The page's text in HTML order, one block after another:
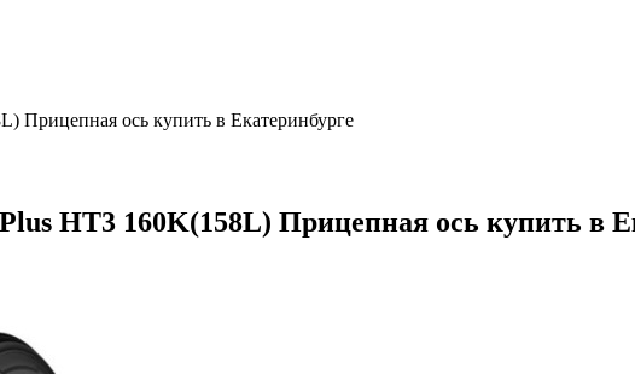
Прицепная ось купить в Екатеринбурге
HT3 160K(158L) Прицепная ось купить в